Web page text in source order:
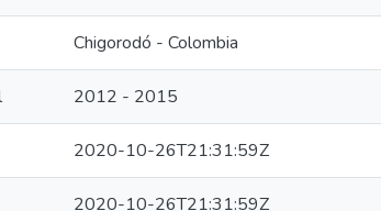
Chigorodó - Colombia
2012 - 2015
2020-10-26T21:31:59Z
2020-10-26T21:31:59Z